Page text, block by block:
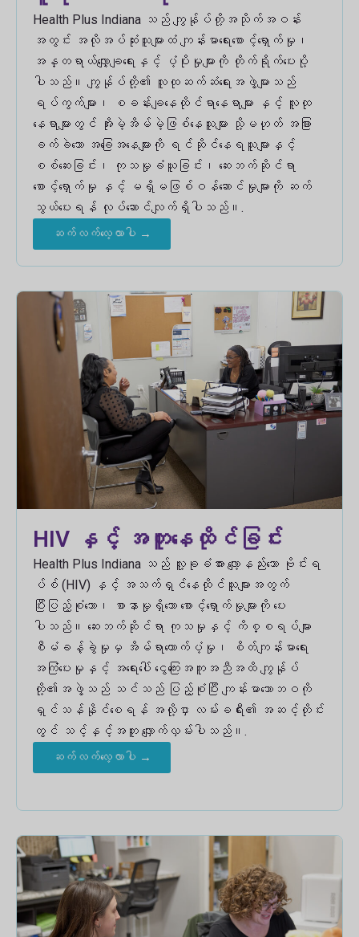
Health Plus Indiana သည် ကျွန်ုပ်တို့အသိုက်အဝန်း
အတွင်း အလိုအပ်ဆုံးသူများထံ ကျန်းမာရေးစောင့်ရှောက်မှု၊
အန္တရာယ်လျှော့ချရေးနှင့် ပံ့ပိုးမှုများကို တိုက်ရိုက်ပေးပို့
ပါသည်။ ကျွန်ုပ်တို့၏ လူထုဆက်ဆံရေးအဖွဲ့များသည်
ရပ်ကွက်များ၊ စခန်းချနေထိုင်ရာနေရာများ နှင့် လူထု
နေရာများတွင် အိုးမဲ့အိမ်မဲ့ဖြစ်နေသူများ သို့မဟုတ် အခြား
ခက်ခဲသော အခြေအနေများကို ရင်ဆိုင်နေရသူများနှင့်
စစ်ဆေးခြင်း၊ ကုသမှုခံယူခြင်း၊ ဆေးဘက်ဆိုင်ရာ
စောင့်ရှောက်မှု နှင့် မရှိမဖြစ်ဝန်ဆောင်မှုများကို ဆက်
သွယ်ပေးရန် လုပ်ဆောင်လျက်ရှိပါသည်။.
ဆက်လက်လေ့လာပါ →
HIV နှင့် အတူနေထိုင်ခြင်း
Health Plus Indiana သည် လူ့ခုခံအား လျော့နည်းသော ဗိုင်းရ
ပ်စ် (HIV) နှင့် အသက်ရှင်နေထိုင်သူများအတွက်
ပြီးပြည့်စုံသော၊ စာနာမှုရှိသော စောင့်ရှောက်မှုများကို ပေး
ပါသည်။ ဆေးဘက်ဆိုင်ရာ ကုသမှုနှင့် ကိစ္စရပ်များ
စီမံခန့်ခွဲမှုမှ အိမ်ရာထောက်ပံ့မှု၊ စိတ်ကျန်းမာရေး
အကြံပေးမှုနှင့် အရေးပေါ် ငွေကြေးအကူအညီအထိ ကျွန်ုပ်
တို့၏အဖွဲ့သည် သင်သည် ပြည့်စုံပြီး ကျန်းမာသောဘဝကို
ရှင်သန်နိုင်စေရန် အလို့ငှာ လမ်းခရီး၏ အဆင့်တိုင်း
တွင် သင့်နှင့်အတူ လျှောက်လှမ်းပါသည်။.
ဆက်လက်လေ့လာပါ →